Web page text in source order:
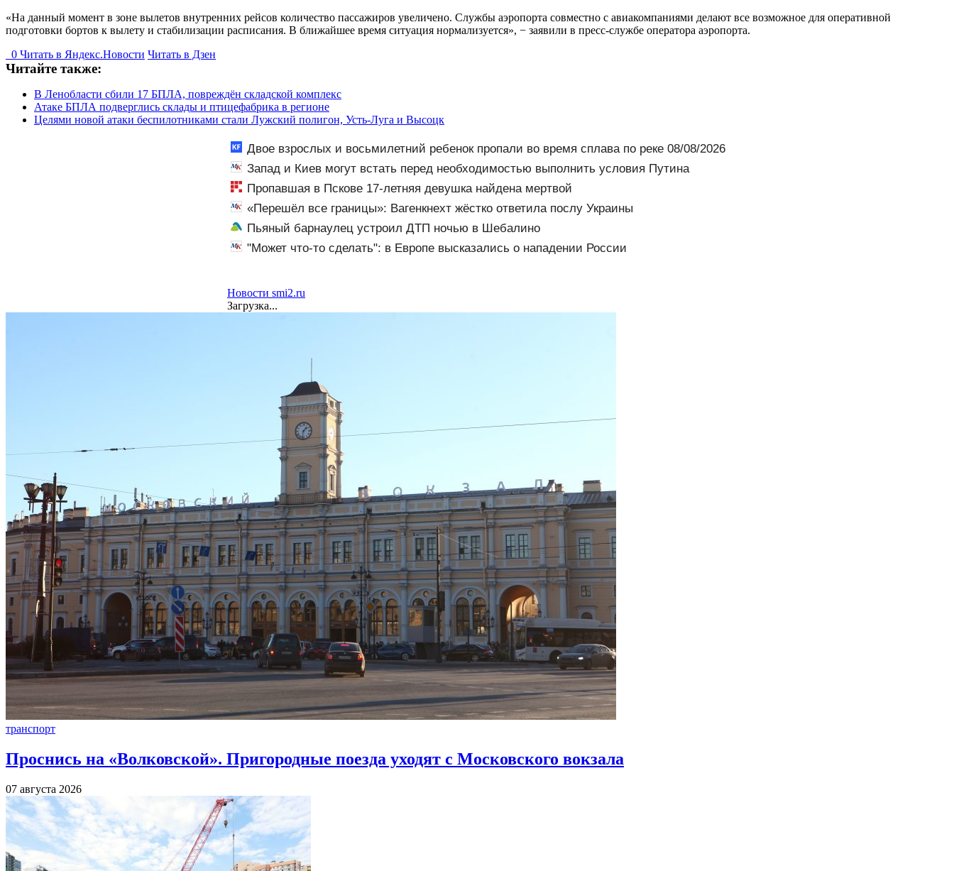
«На данный момент в зоне вылетов внутренних рейсов количество пассажиров увеличено. Службы аэропорта совместно с авиакомпаниями делают все возможное для оперативной
подготовки бортов к вылету и стабилизации расписания. В ближайшее время ситуация нормализуется», − заявили в пресс-службе оператора аэропорта.
0 Читать в Яндекс.Новости Читать в Дзен
Читайте также:
В Ленобласти сбили 17 БПЛА, повреждён складской комплекс
Атаке БПЛА подверглись склады и птицефабрика в регионе
Целями новой атаки беспилотниками стали Лужский полигон, Усть-Луга и Высоцк
Двое взрослых и восьмилетний ребенок пропали во время сплава по реке 08/08/2026
– Новости
Запад и Киев могут встать перед необходимостью выполнить условия Путина
Пропавшая в Пскове 17-летняя девушка найдена мертвой
«Перешёл все границы»: Вагенкнехт жёстко ответила послу Украины
Пьяный барнаулец устроил ДТП ночью в Шебалино
"Может что-то сделать": в Европе высказались о нападении России
Новости smi2.ru
Загрузка...
транспорт
Проснись на «Волковской». Пригородные поезда уходят с Московского вокзала
07 августа 2026